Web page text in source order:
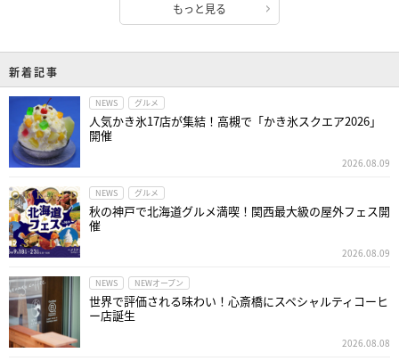
もっと見る
新着記事
NEWS グルメ
人気かき氷17店が集結！高槻で「かき氷スクエア2026」
開催
2026.08.09
NEWS グルメ
秋の神戸で北海道グルメ満喫！関西最大級の屋外フェス開
催
2026.08.09
NEWS NEWオープン
世界で評価される味わい！心斎橋にスペシャルティコーヒ
ー店誕生
2026.08.08